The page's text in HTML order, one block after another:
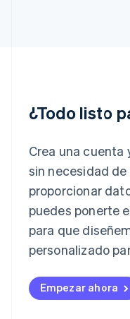
¿Todo listo
Crea una cuenta
sin necesidad
proporcionar
puedes ponerte
para que
personalizado
Empezar ahora
Irlanda
Italia
Japón
日本語English
Letonia
English
Liechtenstein
DeutschEnglish
English
Luxemburgo